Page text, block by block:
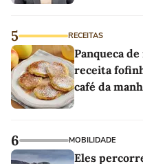
5 RECEITAS
Panqueca
receita
café da
6 MOBILIDADE
Eles